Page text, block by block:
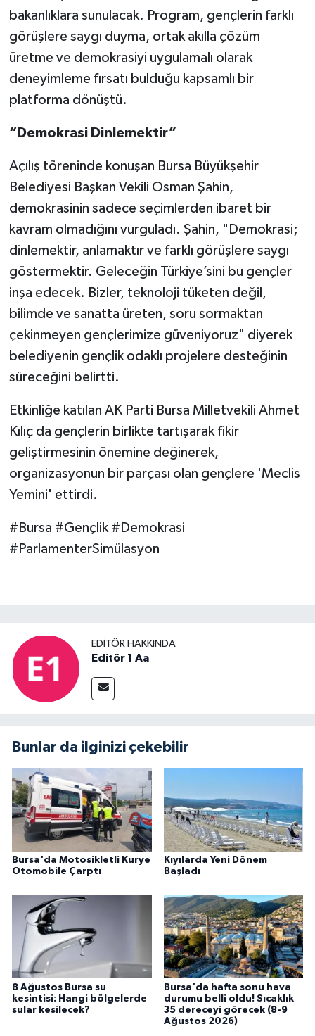
bakanlıklara sunulacak. Program, gençlerin farklı
görüşlere saygı duyma, ortak akılla çözüm
üretme ve demokrasiyi uygulamalı olarak
deneyimleme fırsatı bulduğu kapsamlı bir
platforma dönüştü.
“Demokrasi Dinlemektir”
Açılış töreninde konuşan Bursa Büyükşehir
Belediyesi Başkan Vekili Osman Şahin,
demokrasinin sadece seçimlerden ibaret bir
kavram olmadığını vurguladı. Şahin, "Demokrasi;
dinlemektir, anlamaktır ve farklı görüşlere saygı
göstermektir. Geleceğin Türkiye’sini bu gençler
inşa edecek. Bizler, teknoloji tüketen değil,
bilimde ve sanatta üreten, soru sormaktan
çekinmeyen gençlerimize güveniyoruz" diyerek
belediyenin gençlik odaklı projelere desteğinin
süreceğini belirtti.
Etkinliğe katılan AK Parti Bursa Milletvekili Ahmet
Kılıç da gençlerin birlikte tartışarak fikir
geliştirmesinin önemine değinerek,
organizasyonun bir parçası olan gençlere 'Meclis
Yemini' ettirdi.
#Bursa #Gençlik #Demokrasi
#ParlamenterSimülasyon
EDITÖR HAKKINDA
Editör 1 Aa
Bunlar da ilginizi çekebilir
Bursa'da Motosikletli Kurye
Otomobile Çarptı
Kıyılarda Yeni Dönem
Başladı
8 Ağustos Bursa su
kesintisi: Hangi bölgelerde
sular kesilecek?
Bursa'da hafta sonu hava
durumu belli oldu! Sıcaklık
35 dereceyi görecek (8-9
Ağustos 2026)